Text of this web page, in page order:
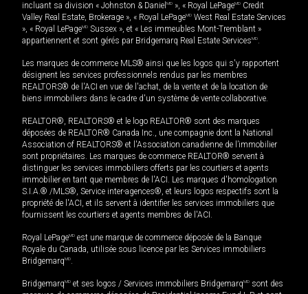
incluant sa division « Johnston & Daniel MD », « Royal LePageMD Credit
Valley Real Estate, Brokerage », « Royal LePageMD West Real Estate Services
», « Royal LePageMD Sussex », et « Les immeubles Mont-Tremblant »
appartiennent et sont gérés par Bridgemarq Real Estate ServicesMD.
Les marques de commerce MLS® ainsi que les logos qui s'y rapportent
désignent les services professionnels rendus par les membres
REALTORS® de l'ACI en vue de l'achat, de la vente et de la location de
biens immobiliers dans le cadre d'un système de vente collaborative.
REALTOR®, REALTORS® et le logo REALTOR® sont des marques
déposées de REALTOR® Canada Inc., une compagnie dont la National
Association of REALTORS® et l'Association canadienne de l’immobilier
sont propriétaires. Les marques de commerce REALTOR® servent à
distinguer les services immobiliers offerts par les courtiers et agents
immobilier en tant que membres de l'ACI. Les marques d'homologation
S.I.A.® /MLS®, Service inter-agences®, et leurs logos respectifs sont la
propriété de l'ACI, et ils servent à identifier les services immobiliers que
fournissent les courtiers et agents membres de l'ACI.
Royal LePageMD est une marque de commerce déposée de la Banque
Royale du Canada, utilisée sous licence par les Services immobiliers
BridgemarqMD.
BridgemarqMD et ses logos / Services immobiliers BridgemarqMD sont des